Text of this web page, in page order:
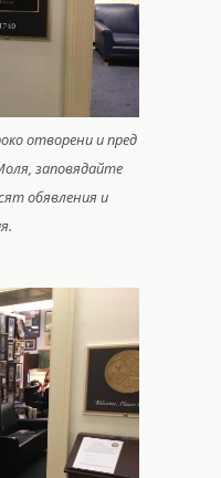
отворени и пред
заповядайте
обявления и